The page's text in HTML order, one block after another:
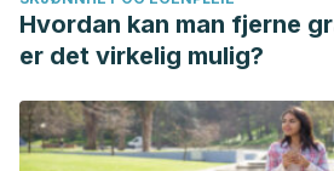
Hvordan kan man fjerne
er det virkelig mulig?